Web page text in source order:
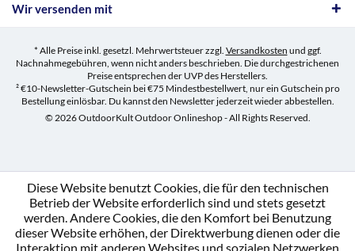
Wir versenden mit
* Alle Preise inkl. gesetzl. Mehrwertsteuer zzgl. Versandkosten und ggf.
Nachnahmegebühren, wenn nicht anders beschrieben. Die durchgestrichenen
Preise entsprechen der UVP des Herstellers.
² €10-Newsletter-Gutschein bei €75 Mindestbestellwert, nur ein Gutschein pro
Bestellung einlösbar. Du kannst den Newsletter jederzeit wieder abbestellen.
© 2026 OutdoorKult Outdoor Onlineshop - All Rights Reserved.
Diese Website benutzt Cookies, die für den technischen
Betrieb der Website erforderlich sind und stets gesetzt
werden. Andere Cookies, die den Komfort bei Benutzung
dieser Website erhöhen, der Direktwerbung dienen oder die
Interaktion mit anderen Websites und sozialen Netzwerken